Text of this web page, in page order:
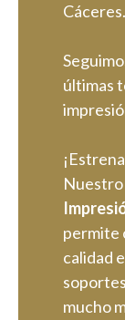
Cáceres.
últimas
Nuestro
permite
calidad
mucho